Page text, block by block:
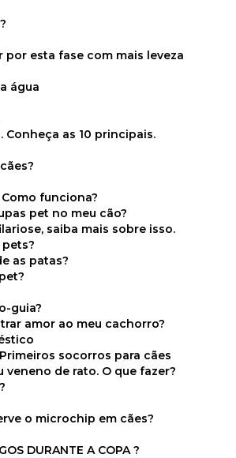
por esta fase com mais leveza
água
Conheça as 10 principais.
Como funciona?
pet no meu cão?
saiba mais sobre isso.
as patas?
guia?
amor ao meu cachorro?
Primeiros socorros para cães
veneno de rato. O que fazer?
o microchip em cães?
DURANTE A COPA ?